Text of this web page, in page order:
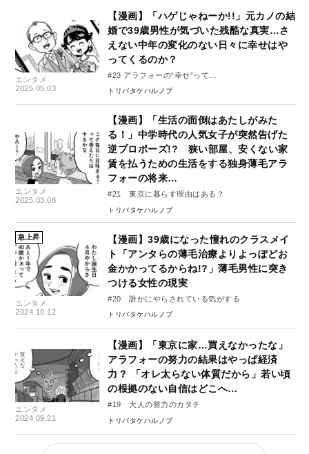
エンタメ
2025.05.03
【漫画】「ハゲじゃねーか!!」元カノの結
婚で39歳男性が気づいた残酷な真実…さ
えない中年の変化のない日々に幸せはや
ってくるのか？
#23 アラフォーの“幸せ”って…
トリバタケハルノブ
エンタメ
2025.03.08
【漫画】「生活の面倒はあたしがみた
る！」中学時代の人気女子が突然告げた
逆プロポーズ!? 狭い部屋、安くない家
賃を払うための生活をする独身薄毛アラ
フォーの将来…
#21 東京に暮らす理由はある？
トリバタケハルノブ
急上昇
エンタメ
2024.10.12
【漫画】39歳になった憧れのクラスメイ
ト「アンタらの薄毛治療よりよっぽどお
金かかってるからね!?」薄毛男性に突き
つける女性の現実
#20 誰かにやらされている気がする
トリバタケハルノブ
エンタメ
2024.09.21
【漫画】「東京に家…買えなかったな」
アラフォーの努力の結果はやっぱ経済
力？ 「オレ太らない体質だから」若い頃
の根拠のない自信はどこへ…
#19 大人の努力のカタチ
トリバタケハルノブ